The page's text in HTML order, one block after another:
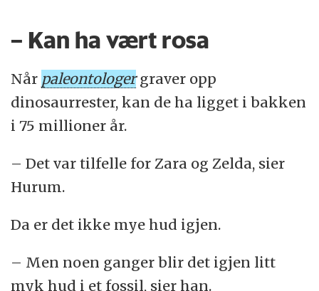
– Kan ha vært rosa
Når paleontologergraver opp
dinosaurrester, kan de ha ligget i bakken
i 75 millioner år.
– Det var tilfelle for Zara og Zelda, sier
Hurum.
Da er det ikke mye hud igjen.
– Men noen ganger blir det igjen litt
myk hud i et fossil, sier han.